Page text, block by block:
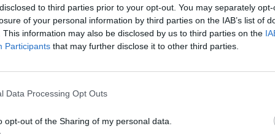
to third parties prior to your opt-out. You may separately
of your personal information by third parties on the IAB’s list of
This information may also be disclosed by us to third parties on the
Participants that may further disclose it to other third parties.
Data Processing Opt Outs
opt-out of the Sharing of my personal data.
για
γνωστό πόσο καιρό το πτώμα βρισκόταν
Μαΐου 2022, κοντά στο Grossmehring, έναν
άτυχο παιδί είχε ύψος περίπου 110
καστανά μαλλιά και ομάδα αίματος 0.
δημοσιότητα μια τρισδιάστατη
ότι έμοιαζε το αγόρι στα τέλη του